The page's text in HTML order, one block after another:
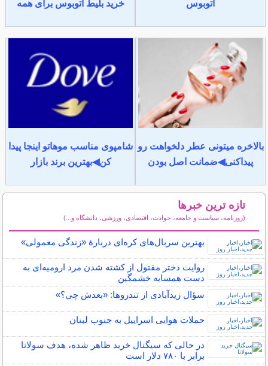
اتوبوس خرید بلیط اتوبوس برای همه
بالاخره میتونی عطر دلخواهت رو
پیداکنی◀ضمانت اصل بودن
شامپوی مناسب موهاتو اینجا پیدا
کن◀بهترین برند بازار
تازه ترین خبرها
(روزنامه، سیاست و جامعه، حوادث، اقتصادی، ورزشی، دانشگاه و...)
بهترین سریال‌های کره‌ای دربارۀ «زندگی معمولی»
روایت دختر مقتول از کشته شدن مرد ارومیه‌ای به
دست همسایه خشمگین
سؤال زیدآبادی از تندروها: «بعدش چی؟»
حملات هوایی اسراییل به جنوب لبنان
در حالی که سیگنال خرید ظاهر شده، هدف سولانا
برابر با ۷۸۰ دلار است